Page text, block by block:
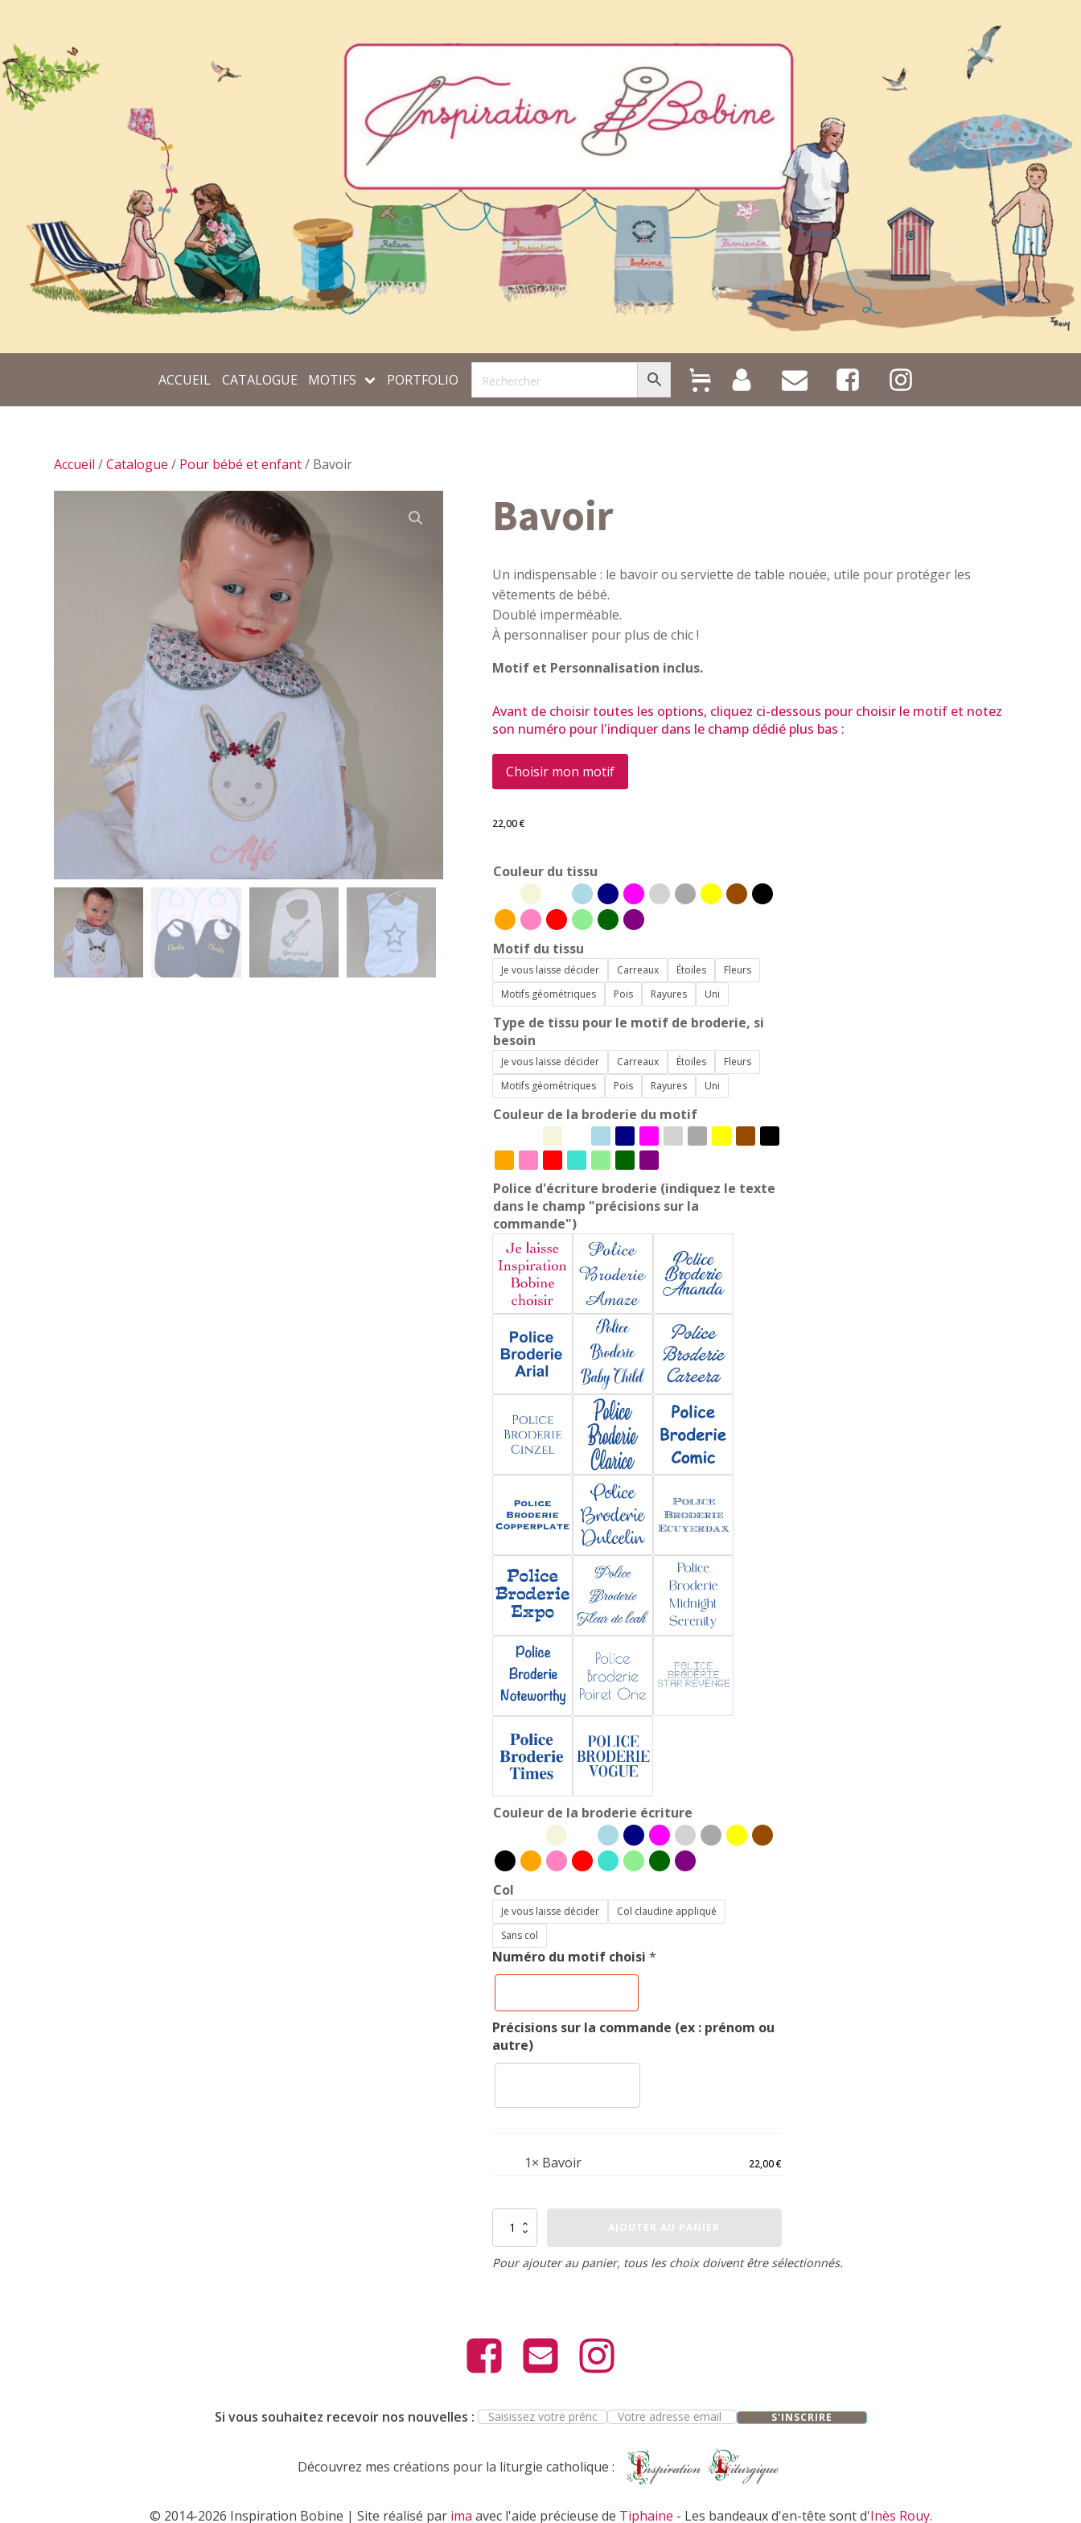
ACCUEIL CATALOGUE MOTIFS PORTFOLIO
Accueil /Catalogue / Pour bébé et enfant/ Bavoir
Bavoir
Un indispensable : le bavoir ou serviette de table nouée, utile pour protéger les
vêtements de bébé.
Doublé imperméable.
À personnaliser pour plus de chic !
Motif et Personnalisation inclus.
Avant de choisir toutes les options, cliquez ci-dessous pour choisir le motif et notez
son numéro pour l'indiquer dans le champ dédié plus bas :
Choisir mon motif
22,00€
Couleur du tissu
Motif du tissu
Je vous laisse décider Carreaux Étoiles
Fleurs
Motifs géométriques
Pois Rayures Uni
Type de tissu pour le motif de broderie, si
besoin
Je vous laisse décider Carreaux Étoiles
Fleurs
Motifs géométriques
Pois Rayures Uni
Couleur de la broderie du motif
Police d'écriture broderie (indiquez le texte
dans le champ "précisions sur la
commande")
Couleur de la broderie écriture
Col
Je vous laisse décider
Col claudine appliqué
Sans col
Numéro du motif choisi *
Précisions sur la commande (ex : prénom ou
autre)
1× Bavoir 22,00€
quantité
Bavoir
AJOUTER AU PANIER
Pour ajouter au panier, tous les choix doivent être sélectionnés.
Si vous souhaitez recevoir nos nouvelles : S'INSCRIRE
Découvrez mes créations pour la liturgie catholique :
© 2014-2026 Inspiration Bobine | Site réalisé par ima avec l'aide précieuse de Tiphaine - Les bandeaux d'en-tête sont d'Inès Rouy.